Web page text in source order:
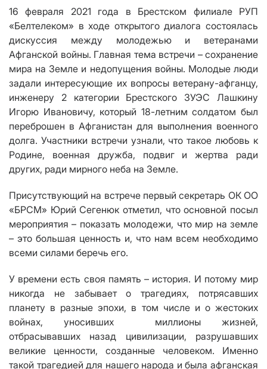
16 февраля 2021 года в Брестском филиале РУП
«Белтелеком» в ходе открытого диалога состоялась
дискуссия между молодежью и ветеранами
Афганской войны. Главная тема встречи – сохранение
мира на Земле и недопущения войны. Молодые люди
задали интересующие их вопросы ветерану-афганцу,
инженеру 2 категории Брестского ЗУЭС Лашкину
Игорю Ивановичу, который 18-летним солдатом был
переброшен в Афганистан для выполнения военного
долга. Участники встречи узнали, что такое любовь к
Родине, военная дружба, подвиг и жертва ради
других, ради мирного неба на Земле.
Присутствующий на встрече первый секретарь ОК ОО
«БРСМ» Юрий Сегенюк отметил, что основной посыл
мероприятия – показать молодежи, что мир на земле
– это большая ценность и, что нам всем необходимо
всеми силами беречь его.
У времени есть своя память – история. И потому мир
никогда не забывает о трагедиях, потрясавших
планету в разные эпохи, в том числе и о жестоких
войнах, уносивших миллионы жизней,
отбрасывавших назад цивилизации, разрушавших
великие ценности, созданные человеком. Именно
такой трагедией для нашего народа и была афганская